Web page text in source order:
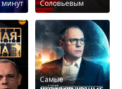
минут Соловьевым
Самые